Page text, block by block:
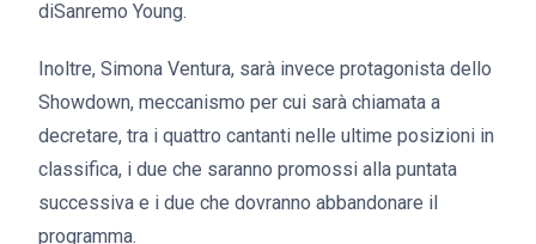
diSanremo Young.
Inoltre, Simona Ventura, sarà invece protagonista dello
Showdown, meccanismo per cui sarà chiamata a
decretare, tra i quattro cantanti nelle ultime posizioni in
classifica, i due che saranno promossi alla puntata
successiva e i due che dovranno abbandonare il
programma.